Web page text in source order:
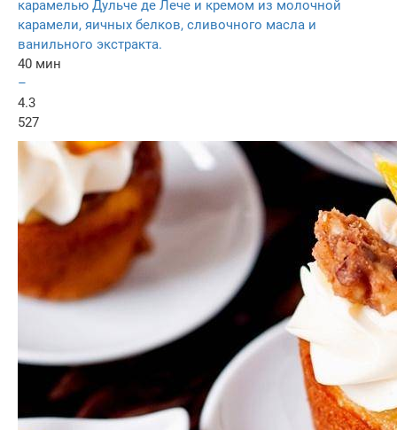
карамелью Дульче де Лече и кремом из молочной
карамели, яичных белков, сливочного масла и
ванильного экстракта.
40 мин
–
4.3
527